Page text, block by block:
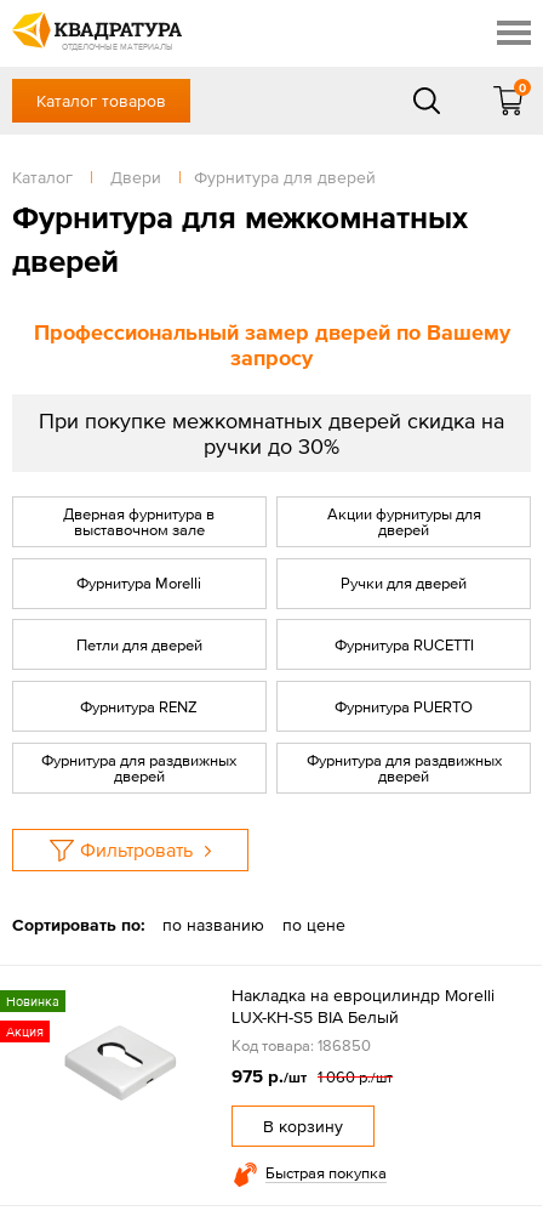
ОТДЕЛОЧНЫЕ МАТЕРИАЛЫ
Профи
Контакты
Доставка и оплата
Выставочный зал
Готовые решения
Отзывы
+7 (383) 209-98-97
Сб, Вс — выходной
ЗАКАЗАТЬ ЗВОНОК
Вход / Регистрация
Каталог товаров
0
Каталог | Двери | Фурнитура для дверей
Фурнитура для межкомнатных
дверей
Профессиональный замер дверей по Вашему
запросу
При покупке межкомнатных дверей скидка на
ручки до 30%
Дверная фурнитура в
выставочном зале
Акции фурнитуры для
дверей
Фурнитура Morelli Ручки для дверей
Петли для дверей Фурнитура RUCETTI
Фурнитура RENZ Фурнитура PUERTO
Фурнитура для раздвижных
дверей
Фурнитура для раздвижных
дверей
Фильтровать
Сортировать по: по названию по цене
Новинка
Акция
Накладка на евроцилиндр Morelli
LUX-KH-S5 BIA Белый
Код товара: 186850
975 р./шт 1 060 р./шт
В корзину
Быстрая покупка